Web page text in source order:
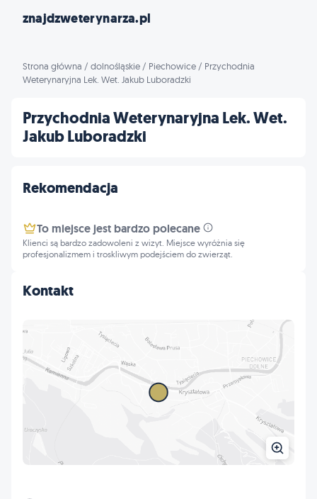
znajdzweterynarza.pl
Strona główna / dolnośląskie / Piechowice / Przychodnia
Weterynaryjna Lek. Wet. Jakub Luboradzki
Przychodnia Weterynaryjna Lek. Wet.
Jakub Luboradzki
Kontakt
Rekomendacja
To miejsce jest bardzo polecane
Klienci są bardzo zadowoleni z wizyt. Miejsce wyróżnia się
profesjonalizmem i troskliwym podejściem do zwierząt.